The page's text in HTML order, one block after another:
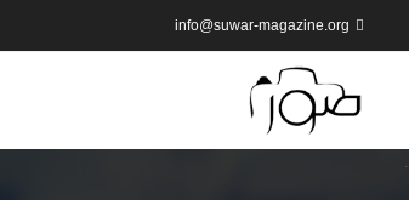
info@suwar-magazine.org